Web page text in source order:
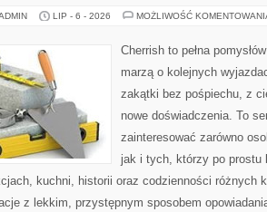
LIP - 6 - 2026 MOŻLIWOŚĆ
Cherrish to pełna
marzą o kolejnych
zakątki bez pośpiechu, z
nowe doświadczenia. To
zainteresować zarówno
jak i tych, którzy po prostu
kuchni, historii oraz codzienności różnych
z lekkim, przystępnym sposobem